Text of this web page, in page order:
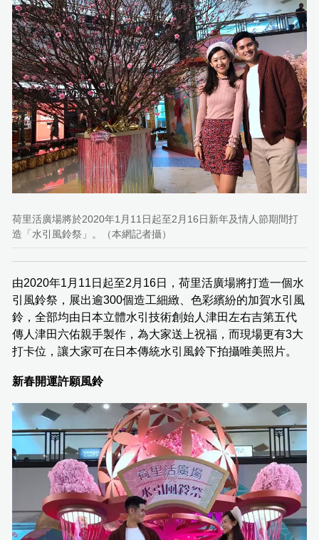
荷里活廣場將於2020年1月11日起至2月16日新年及情人節期間打
造「水引風鈴祭」。（本網記者攝）
由2020年1月11日起至2月16日，荷里活廣場將打造一個水
引風鈴祭，展出逾300個造工細緻、色彩繽紛的加賀水引風
鈴，全部均由日本立體水引技術創始人津田左右吉第五代
傳人津田六佑親手製作，為大家送上祝福，而現場更有3大
打卡位，讓大家可在日本傳統水引風鈴下拍攝唯美照片。
新春開運許願風鈴